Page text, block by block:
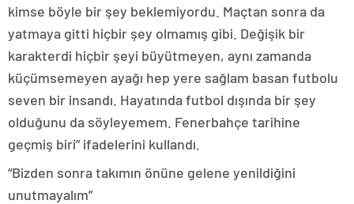
kimse böyle bir şey beklemiyordu. Maçtan sonra da
yatmaya gitti hiçbir şey olmamış gibi. Değişik bir
karakterdi hiçbir şeyi büyütmeyen, aynı zamanda
küçümsemeyen ayağı hep yere sağlam basan futbolu
seven bir insandı. Hayatında futbol dışında bir şey
olduğunu da söyleyemem. Fenerbahçe tarihine
geçmiş biri” ifadelerini kullandı.
“Bizden sonra takımın önüne gelene yenildiğini
unutmayalım”